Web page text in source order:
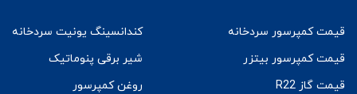
قیمت کمپرسور سردخانه
قیمت کمپرسور بیتزر
قیمت گاز R22
کندانسینگ یونیت سردخانه
شیر برقی پنوماتیک
روغن کمپرسور